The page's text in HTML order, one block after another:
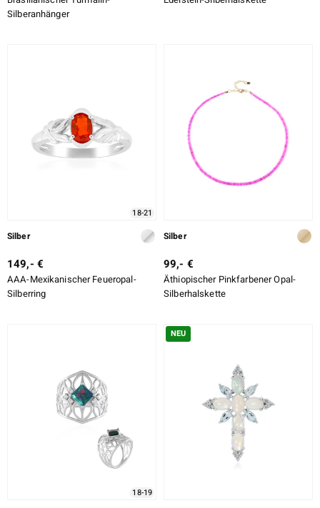
Silberanhänger
18-21
Silber
149,- €
AAA-Mexikanischer Feueropal-
Silberring
Silber
99,- €
Äthiopischer Pinkfarbener Opal-
Silberhalskette
18-19
NEU